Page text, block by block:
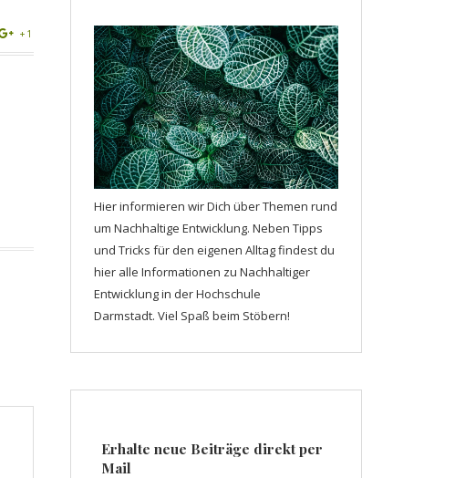
+1
Hier informieren wir Dich über Themen rund
um Nachhaltige Entwicklung. Neben Tipps
und Tricks für den eigenen Alltag findest du
hier alle Informationen zu Nachhaltiger
Entwicklung in der Hochschule
Darmstadt. Viel Spaß beim Stöbern!
Erhalte neue Beiträge direkt per
Mail